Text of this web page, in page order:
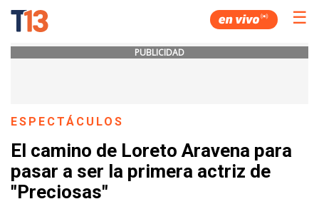
☰
PUBLICIDAD
ESPECTÁCULOS
El camino de Loreto Aravena para
pasar a ser la primera actriz de
"Preciosas"